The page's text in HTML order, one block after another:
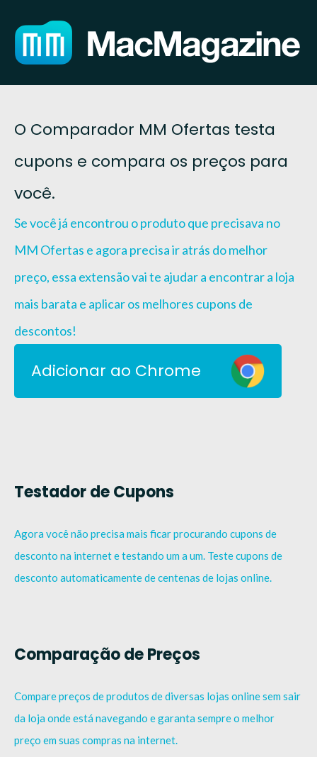
O Comparador MM Ofertas testa
cupons e compara os preços para
você.
Se você já encontrou o produto que precisava no
MM Ofertas e agora precisa ir atrás do melhor
preço, essa extensão vai te ajudar a encontrar a loja
mais barata e aplicar os melhores cupons de
descontos!
Adicionar ao Chrome
Testador de Cupons
Agora você não precisa mais ficar procurando cupons de
desconto na internet e testando um a um. Teste cupons de
desconto automaticamente de centenas de lojas online.
Comparação de Preços
Compare preços de produtos de diversas lojas online sem sair
da loja onde está navegando e garanta sempre o melhor
preço em suas compras na internet.